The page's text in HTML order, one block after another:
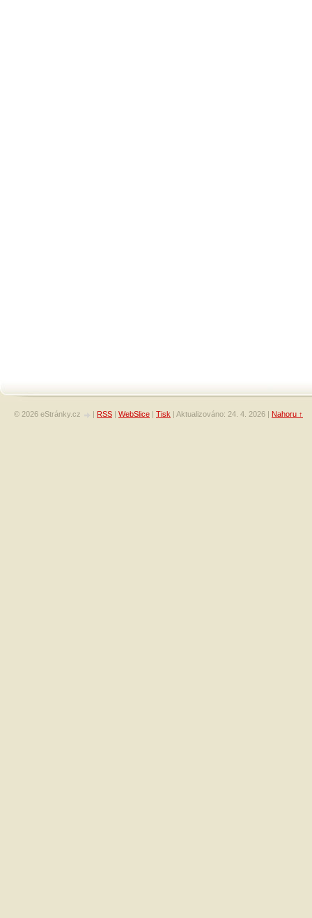
© 2026 eStránky.cz | RSS | WebSlice | Tisk | Aktualizováno: 24. 4. 2026 | Nahoru ↑